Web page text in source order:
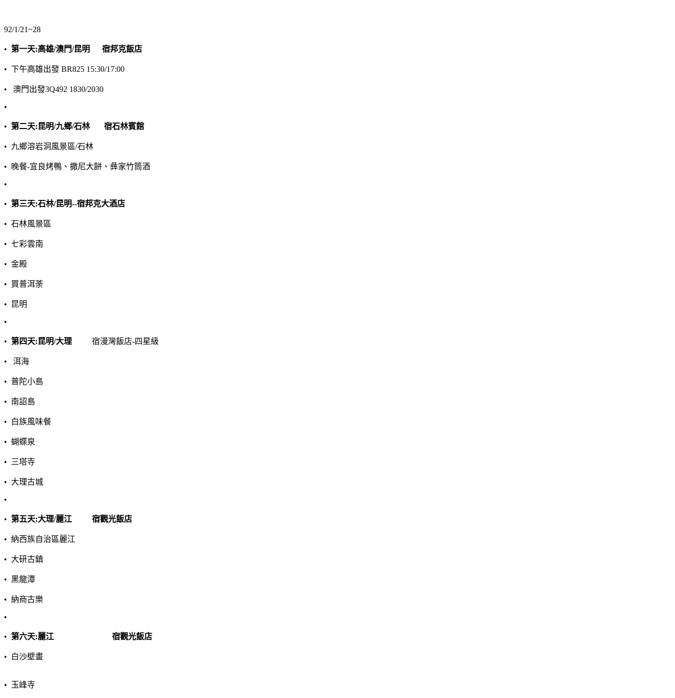
92/1/21~28
• 第一天:高雄/澳門/昆明 宿邦克飯店
• 下午高雄出發 BR825 15:30/17:00
• 澳門出發3Q492 1830/2030
•
• 第二天:昆明/九鄉/石林 宿石林賓館
• 九鄉溶岩洞風景區/石林
• 晚餐-宜良烤鴨、撒尼大餅、彝家竹筒酒
•
• 第三天:石林/昆明--宿邦克大酒店
• 石林風景區
• 七彩雲南
• 金殿
• 買普洱荼
• 昆明
•
• 第四天:昆明/大理 宿漫灣飯店-四星級
• 洱海
• 普陀小島
• 南詔島
• 白族風味餐
• 蝴蝶泉
• 三塔寺
• 大理古城
•
• 第五天:大理/麗江 宿觀光飯店
• 納西族自治區麗江
• 大研古鎮
• 黑龍潭
• 納商古樂
•
• 第六天:麗江 宿觀光飯店
• 白沙壁畫
• 玉峰寺